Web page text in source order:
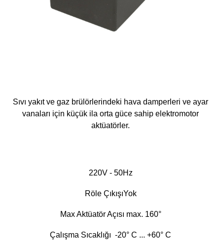
Sıvı yakıt ve gaz brülörlerindeki hava damperleri ve ayar
vanaları için küçük ila orta güce sahip elektromotor
aktüatörler.
220V - 50Hz
Röle ÇıkışıYok
Max Aktüatör Açısı max. 160°
Çalışma Sıcaklığı -20° C ... +60° C